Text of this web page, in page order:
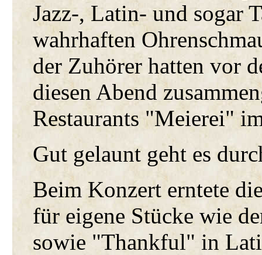
Jazz-, Latin- und sogar
wahrhaften
der Zuhörer hatten vor
diesen Abend
Restaurants "Meierei"
Gut gelaunt geht es
Beim Konzert erntete
für eigene Stücke wie
sowie "Thankful" in